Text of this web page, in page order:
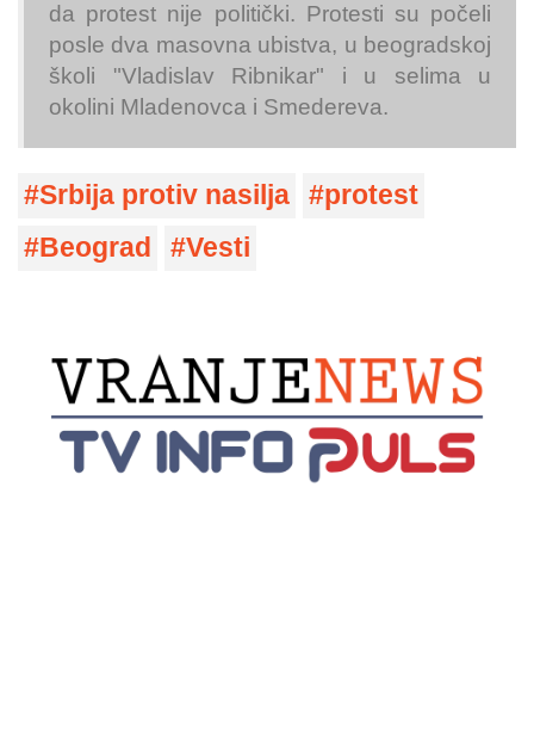
da protest nije politički. Protesti su počeli
posle dva masovna ubistva, u beogradskoj
školi "Vladislav Ribnikar" i u selima u
okolini Mladenovca i Smedereva.
Srbija protiv nasilja
protest
Beograd
Vesti